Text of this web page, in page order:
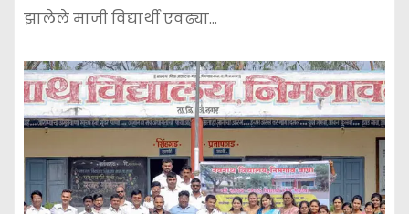
झालेले माजी विद्यार्थी एवढ्या…